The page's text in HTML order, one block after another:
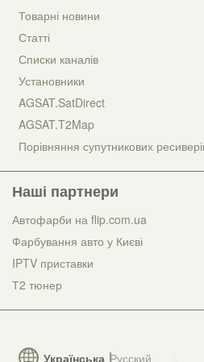
Українська Русский
Товарні новини
Статті
Списки каналів
Установники
AGSAT.SatDirect
AGSAT.T2Map
Порівняння супутникових
Наші партнери
Автофарби на flip.com.ua
Фарбування авто у Києві
IPTV приставки
Т2 тюнер